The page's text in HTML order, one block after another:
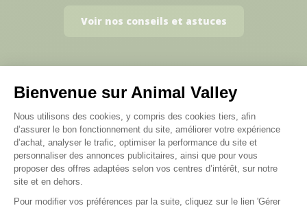
Bienvenue sur Animal Valley
Plateforme de Gestion du
Nous utilisons des cookies, y compris des cookies tiers, afin
d’assurer le bon fonctionnement du site, améliorer votre expérience
d’achat, analyser le trafic, optimiser la performance du site et
personnaliser des annonces publicitaires, ainsi que pour vous
proposer des offres adaptées selon vos centres d’intérêt, sur notre
site et en dehors.
Pour modifier vos préférences par la suite, cliquez sur le lien 'Gérer
Voir nos conseils et astuces
Mon animal, je l’aime, j’en prends
soin et je découvre…
Cloture Anti FugueTrappe pour chien
Distributeur